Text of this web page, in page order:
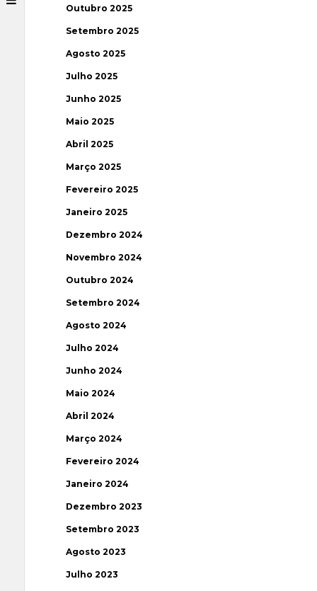
Outubro 2025
Setembro 2025
Agosto 2025
Julho 2025
Junho 2025
Maio 2025
Abril 2025
Março 2025
Fevereiro 2025
Janeiro 2025
Dezembro 2024
Novembro 2024
Outubro 2024
Setembro 2024
Agosto 2024
Julho 2024
Junho 2024
Maio 2024
Abril 2024
Março 2024
Fevereiro 2024
Janeiro 2024
Dezembro 2023
Setembro 2023
Agosto 2023
Julho 2023